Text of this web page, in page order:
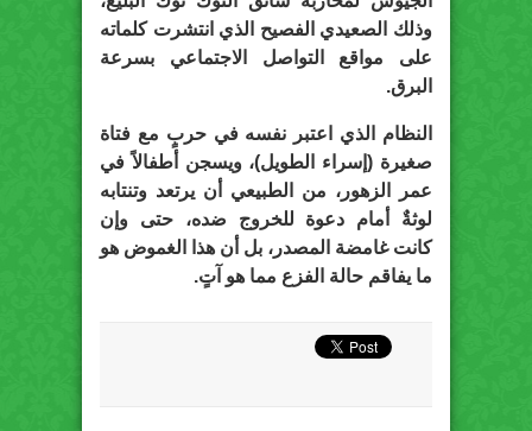
وذلك الصعيدي الفصيح الذي انتشرت كلماته
على مواقع التواصل الاجتماعي بسرعة
البرق.
النظام الذي اعتبر نفسه في حربٍ مع فتاة
صغيرة (إسراء الطويل)، ويسجن أطفالاً في
عمر الزهور، من الطبيعي أن يرتعد وتنتابه
لوثةٌ أمام دعوة للخروج ضده، حتى وإن
كانت غامضة المصدر، بل أن هذا الغموض هو
ما يفاقم حالة الفزع مما هو آتٍ.